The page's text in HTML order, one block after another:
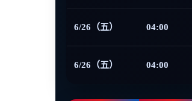
6/26（五） 04:00
6/26（五） 04:00